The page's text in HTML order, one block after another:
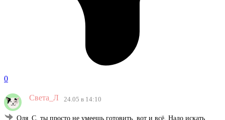
0
Света_Л 24.05 в 14:10
Оля_С, ты просто не умеешь готовить, вот и всё. Надо искать